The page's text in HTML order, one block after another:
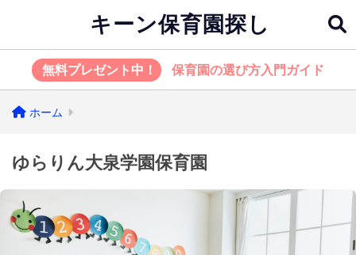
キーン保育園探し
無料プレゼント中！ 保育園の選び方入門ガイド
ホーム
ゆらりん大泉学園保育園